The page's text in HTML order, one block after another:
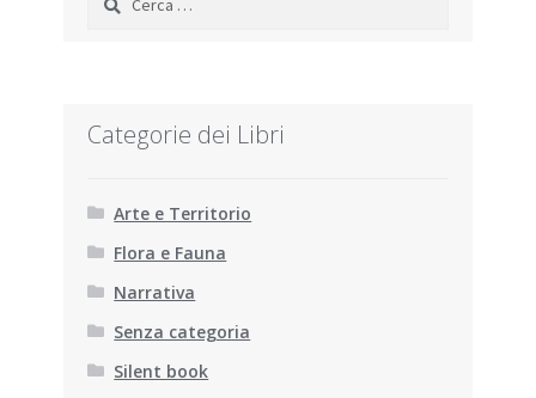
per:
Categorie dei Libri
Arte e Territorio
Flora e Fauna
Narrativa
Senza categoria
Silent book